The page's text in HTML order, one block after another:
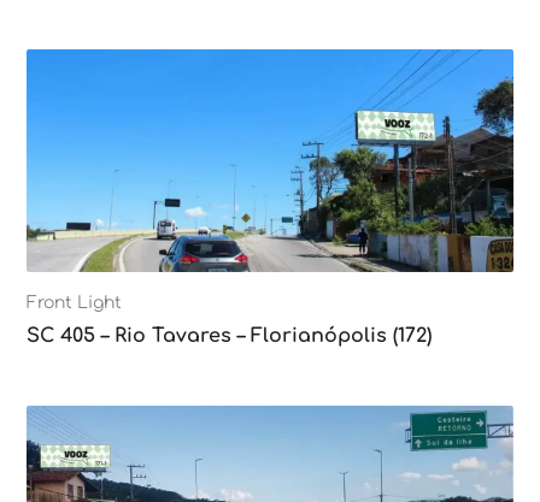
Front Light
SC 405 – Rio Tavares – Florianópolis (172)